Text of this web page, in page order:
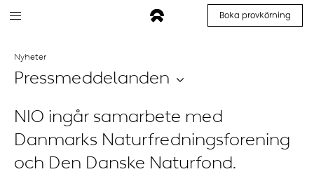
Boka provkörning
Nyheter
Pressmeddelanden
NIO ingår samarbete med
Danmarks Naturfredningsforening
och Den Danske Naturfond.